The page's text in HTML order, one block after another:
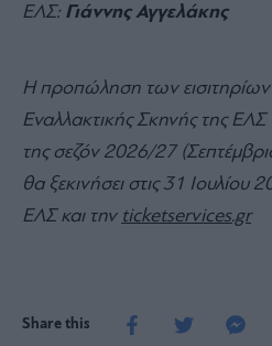
ΕΛΣ: Γιάννης Αγγελάκης
H προπώληση των εισιτηρίων
Εναλλακτικής Σκηνής της
της σεζόν 2026/27
θα ξεκινήσει στις 31 Ιουλίου
ΕΛΣ και την ticketservices.gr
Share this